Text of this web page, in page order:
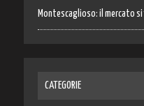
Montescaglioso: il mercato si
CATEGORIE